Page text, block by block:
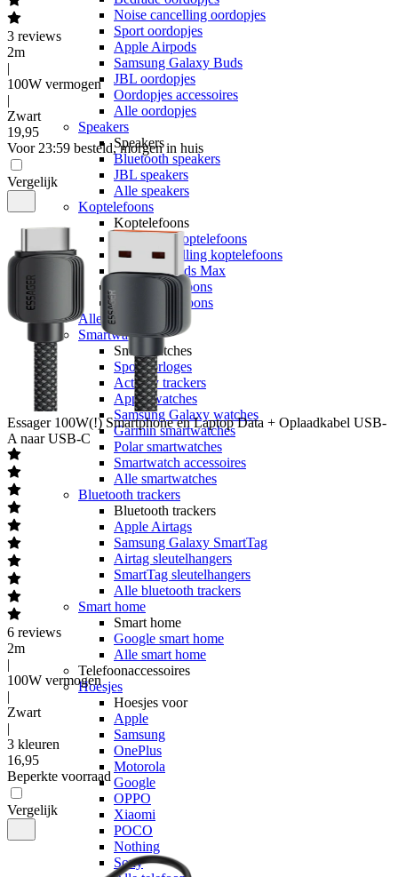
Noise cancelling oordopjes
Sport oordopjes
Apple Airpods
Samsung Galaxy Buds
JBL oordopjes
Oordopjes accessoires
Alle oordopjes
Speakers
Speakers
Bluetooth speakers
JBL speakers
Alle speakers
Koptelefoons
Koptelefoons
Draadloze koptelefoons
Noise cancelling koptelefoons
Apple Airpods Max
JBL koptelefoons
Alle koptelefoons
Alle audio
Smartwatches
Smartwatches
Sporthorloges
Activity trackers
Apple watches
Samsung Galaxy watches
Garmin smartwatches
Polar smartwatches
Smartwatch accessoires
Alle smartwatches
Bluetooth trackers
Bluetooth trackers
Apple Airtags
Samsung Galaxy SmartTag
Airtag sleutelhangers
SmartTag sleutelhangers
Alle bluetooth trackers
Smart home
Smart home
Google smart home
Alle smart home
Telefoonaccessoires
Hoesjes
Hoesjes voor
Apple
Samsung
OnePlus
Motorola
Google
OPPO
Xiaomi
POCO
Nothing
Sony
3 reviews
2m
|
100W vermogen
|
Zwart
19,95
Voor 23:59 besteld, morgen in huis
Vergelijk
Essager 100W(!) Smartphone en Laptop Data + Oplaadkabel USB-
A naar USB-C
6 reviews
2m
|
100W vermogen
|
Zwart
|
3 kleuren
16,95
Beperkte voorraad
Vergelijk